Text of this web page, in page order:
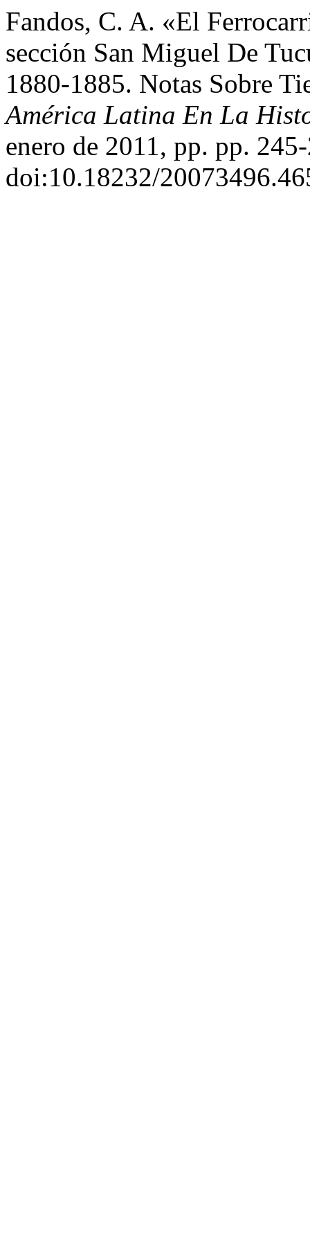
Fandos, C. A. «El
sección San Miguel De
1880-1885. Notas Sobre
América Latina En La
enero de 2011, pp. pp.
doi:10.18232/